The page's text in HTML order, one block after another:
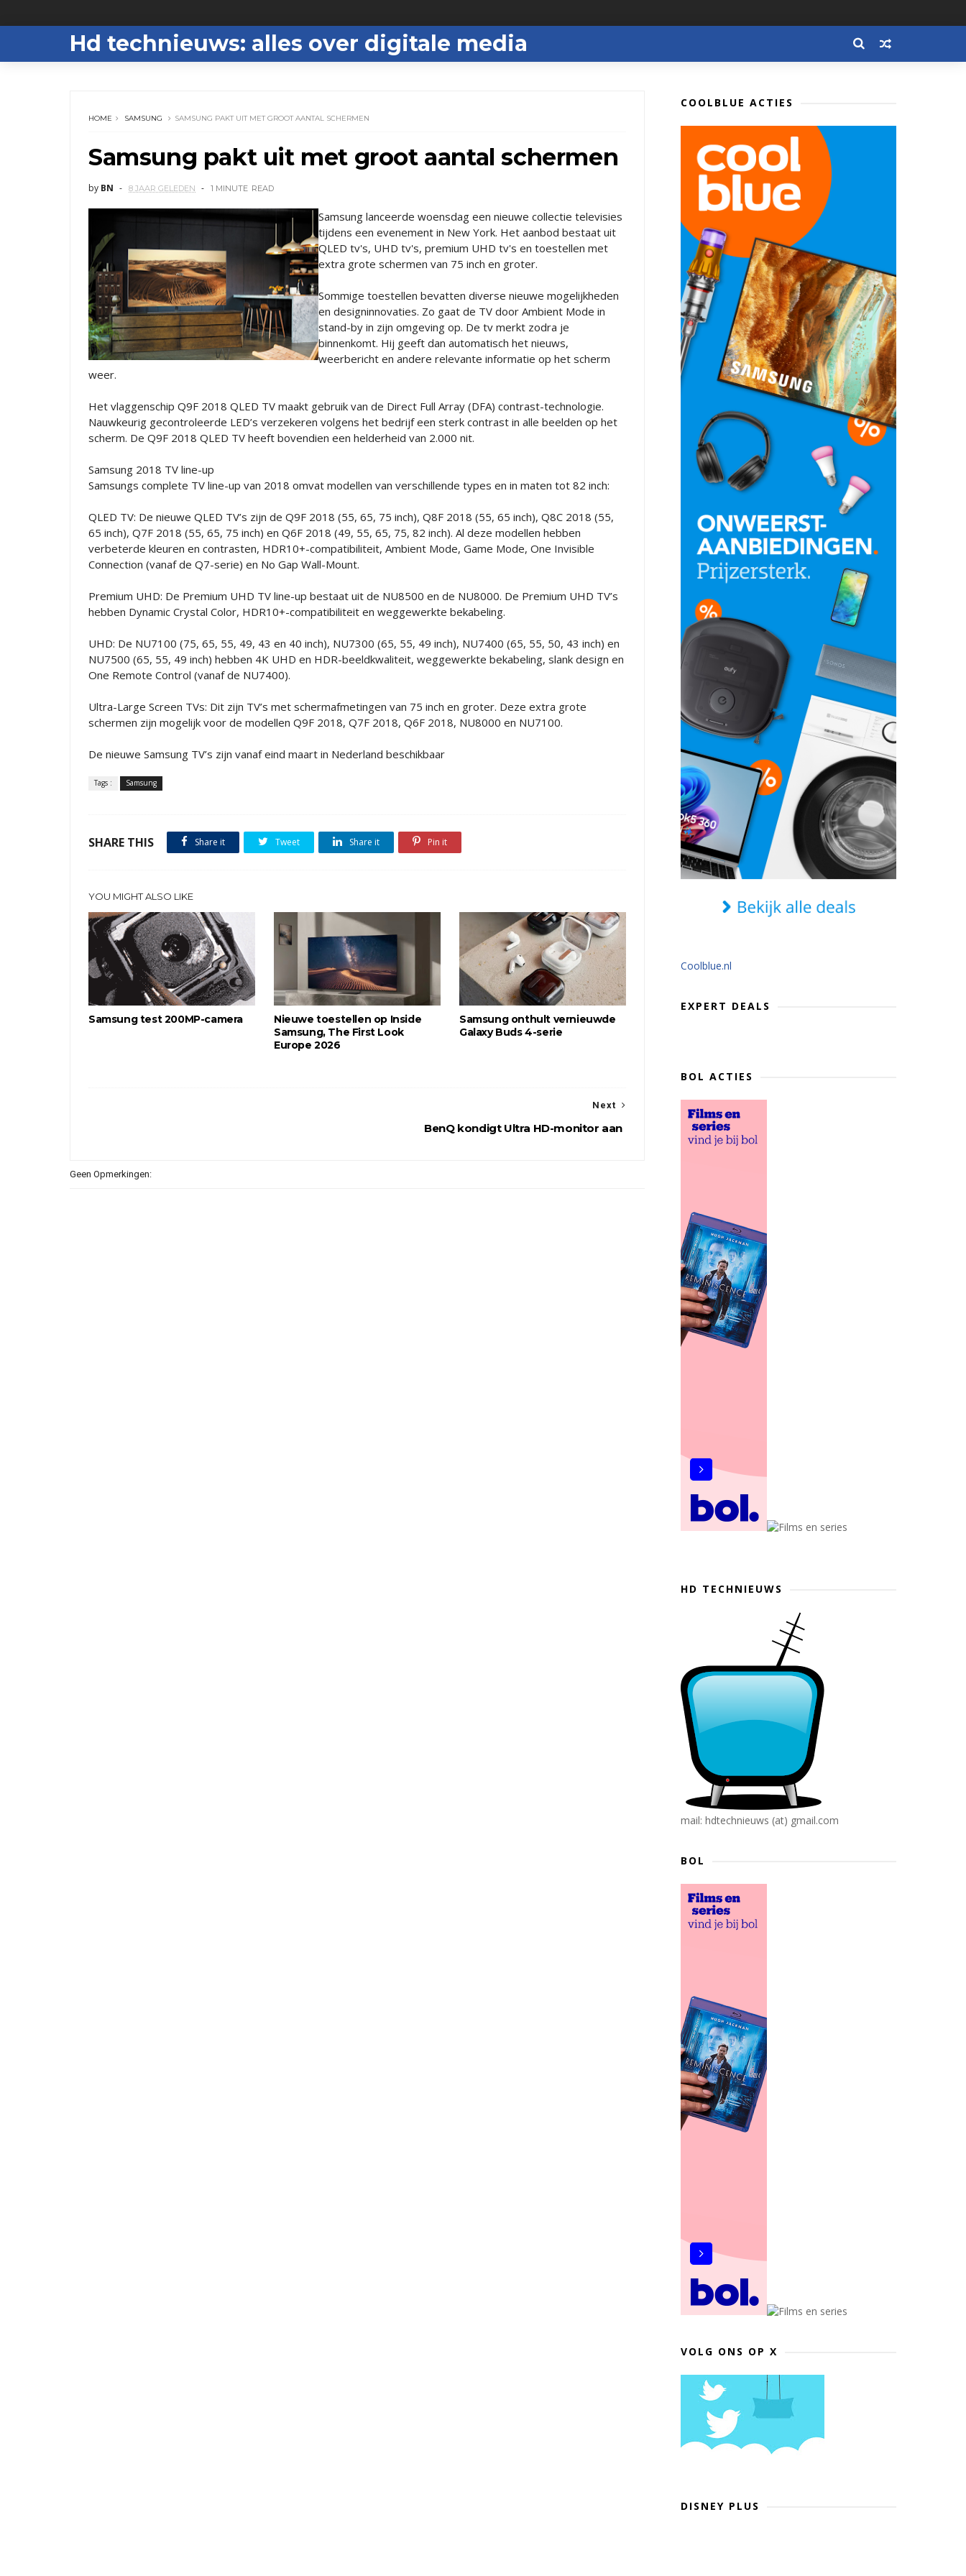
Hd technieuws: alles over digitale media
HOME SAMSUNG SAMSUNG PAKT UIT MET GROOT AANTAL SCHERMEN
Samsung pakt uit met groot aantal schermen
by BN 8 JAAR GELEDEN 1 MINUTE READ
Samsung lanceerde woensdag een nieuwe collectie televisies
tijdens een evenement in New York. Het aanbod bestaat uit
QLED tv's, UHD tv's, premium UHD tv's en toestellen met
extra grote schermen van 75 inch en groter.
Sommige toestellen bevatten diverse nieuwe mogelijkheden
en designinnovaties. Zo gaat de TV door Ambient Mode in
stand-by in zijn omgeving op. De tv merkt zodra je
binnenkomt. Hij geeft dan automatisch het nieuws,
weerbericht en andere relevante informatie op het scherm
weer.
Het vlaggenschip Q9F 2018 QLED TV maakt gebruik van de Direct Full Array (DFA) contrast-technologie.
Nauwkeurig gecontroleerde LED’s verzekeren volgens het bedrijf een sterk contrast in alle beelden op het
scherm. De Q9F 2018 QLED TV heeft bovendien een helderheid van 2.000 nit.
Samsung 2018 TV line-up
Samsungs complete TV line-up van 2018 omvat modellen van verschillende types en in maten tot 82 inch:
QLED TV: De nieuwe QLED TV’s zijn de Q9F 2018 (55, 65, 75 inch), Q8F 2018 (55, 65 inch), Q8C 2018 (55,
65 inch), Q7F 2018 (55, 65, 75 inch) en Q6F 2018 (49, 55, 65, 75, 82 inch). Al deze modellen hebben
verbeterde kleuren en contrasten, HDR10+-compatibiliteit, Ambient Mode, Game Mode, One Invisible
Connection (vanaf de Q7-serie) en No Gap Wall-Mount.
Premium UHD: De Premium UHD TV line-up bestaat uit de NU8500 en de NU8000. De Premium UHD TV’s
hebben Dynamic Crystal Color, HDR10+-compatibiliteit en weggewerkte bekabeling.
UHD: De NU7100 (75, 65, 55, 49, 43 en 40 inch), NU7300 (65, 55, 49 inch), NU7400 (65, 55, 50, 43 inch) en
NU7500 (65, 55, 49 inch) hebben 4K UHD en HDR-beeldkwaliteit, weggewerkte bekabeling, slank design en
One Remote Control (vanaf de NU7400).
Ultra-Large Screen TVs: Dit zijn TV’s met schermafmetingen van 75 inch en groter. Deze extra grote
schermen zijn mogelijk voor de modellen Q9F 2018, Q7F 2018, Q6F 2018, NU8000 en NU7100.
De nieuwe Samsung TV’s zijn vanaf eind maart in Nederland beschikbaar
Tags : Samsung
SHARE THIS Share it Tweet Share it Pin it
YOU MIGHT ALSO LIKE
Samsung test 200MP-camera
Nieuwe toestellen op Inside
Samsung, The First Look
Europe 2026
Samsung onthult vernieuwde
Galaxy Buds 4-serie
Next
BenQ kondigt Ultra HD-monitor aan
Geen Opmerkingen:
COOLBLUE ACTIES
Coolblue.nl
EXPERT DEALS
BOL ACTIES
HD TECHNIEUWS
mail: hdtechnieuws (at) gmail.com
BOL
VOLG ONS OP X
DISNEY PLUS